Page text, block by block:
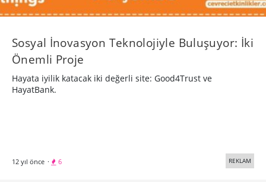
Sosyal İnovasyon Teknolojiyle Buluşuyor: İki
Önemli Proje
Hayata iyilik katacak iki değerli site: Good4Trust ve
HayatBank.
12 yıl önce · 6 REKLAM